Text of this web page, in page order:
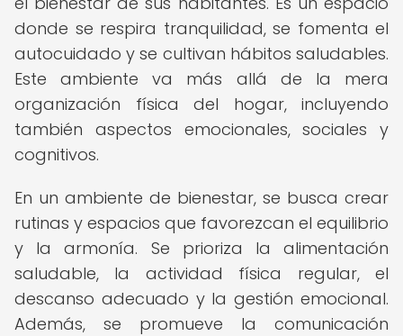
donde se respira tranquilidad, se fomenta el
autocuidado y se cultivan hábitos saludables.
Este ambiente va más allá de la mera
organización física del hogar, incluyendo
también aspectos emocionales, sociales y
cognitivos.
En un ambiente de bienestar, se busca crear
rutinas y espacios que favorezcan el equilibrio
y la armonía. Se prioriza la alimentación
saludable, la actividad física regular, el
descanso adecuado y la gestión emocional.
Además, se promueve la comunicación